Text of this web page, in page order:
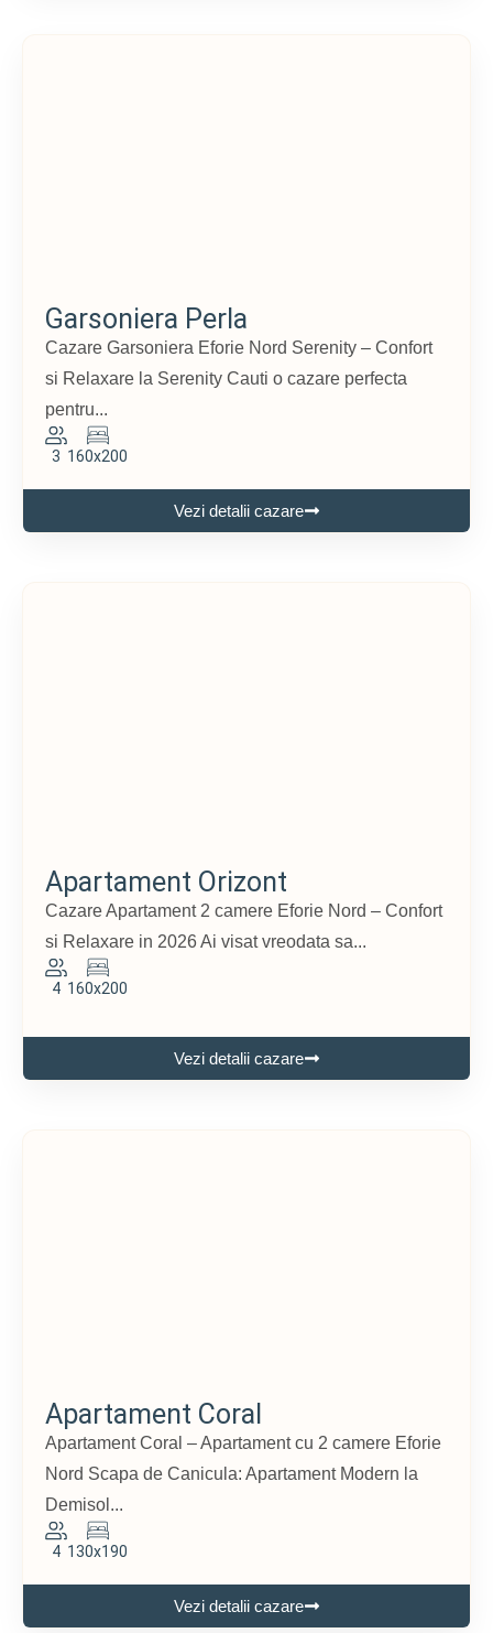
Garsoniera Perla
Cazare Garsoniera Eforie Nord Serenity – Confort
si Relaxare la Serenity Cauti o cazare perfecta
pentru...
3 160x200
Vezi detalii cazare
Apartament Orizont
Cazare Apartament 2 camere Eforie Nord – Confort
si Relaxare in 2026 Ai visat vreodata sa...
4 160x200
Vezi detalii cazare
Apartament Coral
Apartament Coral – Apartament cu 2 camere Eforie
Nord Scapa de Canicula: Apartament Modern la
Demisol...
4 130x190
Vezi detalii cazare